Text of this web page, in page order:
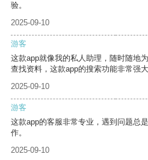
验。
2025-09-10
游客
这款app就像我的私人助理，随时随地
查找资料，这款app的搜索功能非常强
2025-09-10
游客
这款app的客服非常专业，遇到问题总
作。
2025-09-10